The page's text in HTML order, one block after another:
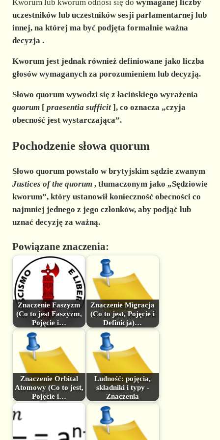
Kworum lub kworum odnosi się do wymaganej liczby
uczestników lub uczestników sesji parlamentarnej lub
innej, na której ma być podjęta formalnie ważna
decyzja .
Kworum jest jednak również definiowane jako liczba
głosów wymaganych za porozumieniem lub decyzją.
Słowo quorum wywodzi się z łacińskiego wyrażenia
quorum[ praesentia sufficit], co oznacza „czyja
obecność jest wystarczająca”.
Pochodzenie słowa quorum
Słowo quorum powstało w brytyjskim sądzie zwanym
Justices of the quorum, tłumaczonym jako „Sędziowie
kworum”, który ustanowił konieczność obecności co
najmniej jednego z jego członków, aby podjąć lub
uznać decyzję za ważną.
Powiązane znaczenia:
Znaczenie Faszyzm
(Co to jest Faszyzm,
Pojęcie i…
Znaczenie Migracja
(Co to jest, Pojęcie i
Definicja)…
Znaczenie Orbital
Atomowy (Co to jest,
Pojęcie i…
Ludność: pojęcia,
składniki i typy -
Znaczenia